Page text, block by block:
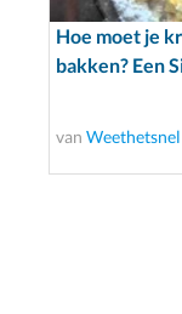
Hoe moet je
bakken? Een
van Weethetsnel